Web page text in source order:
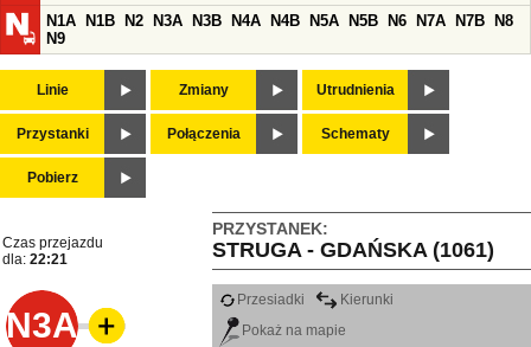
N1A
N1B N2 N3A N3B N4A N4B N5A N5B N6 N7A N7B
N8
N9
Linie Zmiany Utrudnienia
Przystanki Połączenia Schematy
Pobierz
PRZYSTANEK:
STRUGA - GDAŃSKA (1061)
Czas przejazdu
dla: 22:21
N3A
Przesiadki
Kierunki
Pokaż na mapie